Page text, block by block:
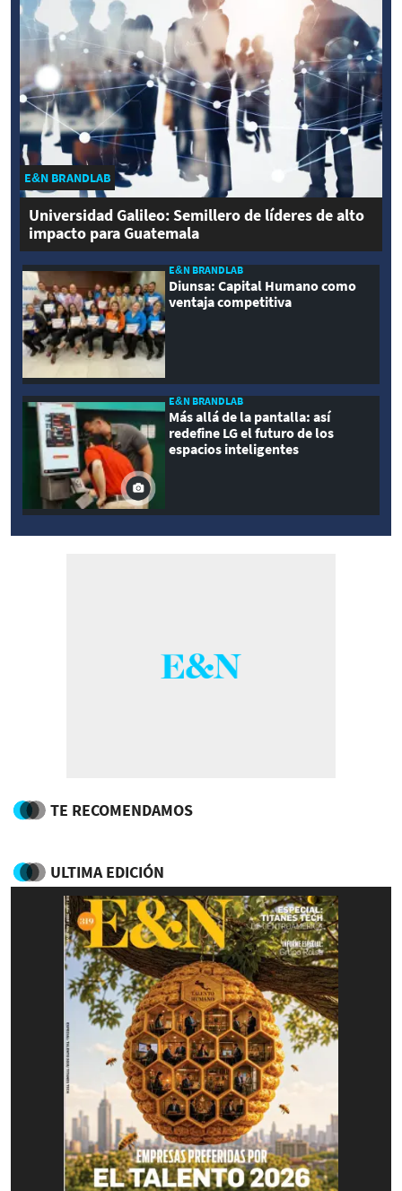
E&N BRANDLAB
Universidad Galileo: Semillero de líderes de alto
impacto para Guatemala
E&N BRANDLAB
Diunsa: Capital Humano como
ventaja competitiva
E&N BRANDLAB
Más allá de la pantalla: así
redefine LG el futuro de los
espacios inteligentes
TE RECOMENDAMOS
ULTIMA EDICIÓN